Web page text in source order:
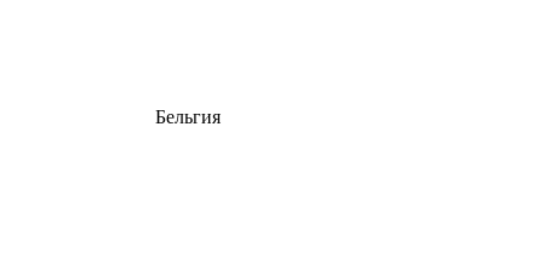
Бельгия